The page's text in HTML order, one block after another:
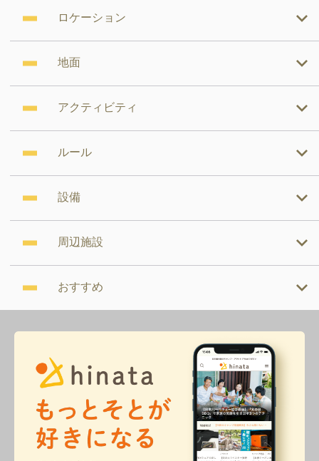
ロケーション
地面
アクティビティ
ルール
設備
周辺施設
おすすめ